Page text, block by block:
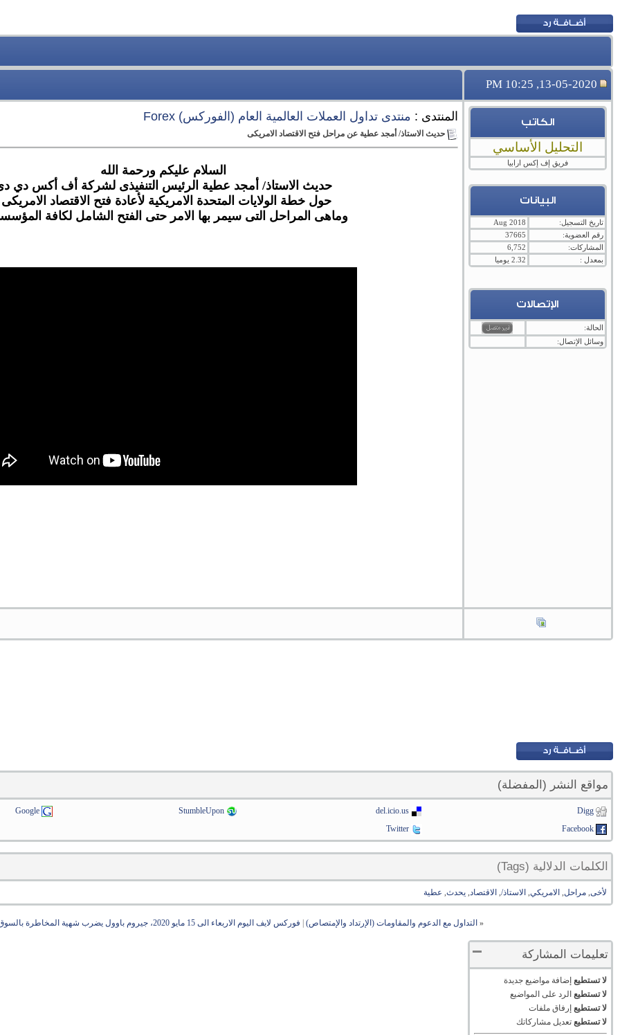
13-05-2020, 10:25 PM
الكاتب
التحليل الأساسي
فريق إف إكس ارابيا
البيانات
تاريخ التسجيل:
Aug 2018
رقم العضوية:
37665
المشاركات:
6,752
بمعدل :
2.32 يوميا
الإتصالات
الحالة:
وسائل الإتصال:
المنتدى : منتدى تداول العملات العالمية العام (الفوركس) Forex
حديث الاستاذ/ أمجد عطية عن مراحل فتح الاقتصاد الامريكى
السلام عليكم ورحمة الله
حديث الاستاذ/ أمجد عطية الرئيس التنفيذى لشركة أف أكس دي
حول خطة الولايات المتحدة الامريكية لأعادة فتح الاقتصاد
وماهى المراحل التى سيمر بها الامر حتى الفتح الشامل لكافة
مواقع النشر (المفضلة)
Digg
del.icio.us
StumbleUpon
Google
Facebook
Twitter
الكلمات الدلالية (Tags)
لأخى,مراحل, الامريكي, الاستاذ/, الاقتصاد,يحدث, عطية
« التداول مع الدعوم والمقاومات (الإرتداد والإمتصاص) فوركس لايف اليوم الاربعاء الى 15 مايو 2020، جيروم باوول يضرب شهية المخاطرة بالسوق
تعليمات المشاركة
لا تستطيع إضافة مواضيع جديدة
لا تستطيع الرد على المواضيع
لا تستطيع إرفاق ملفات
لا تستطيع تعديل مشاركاتك